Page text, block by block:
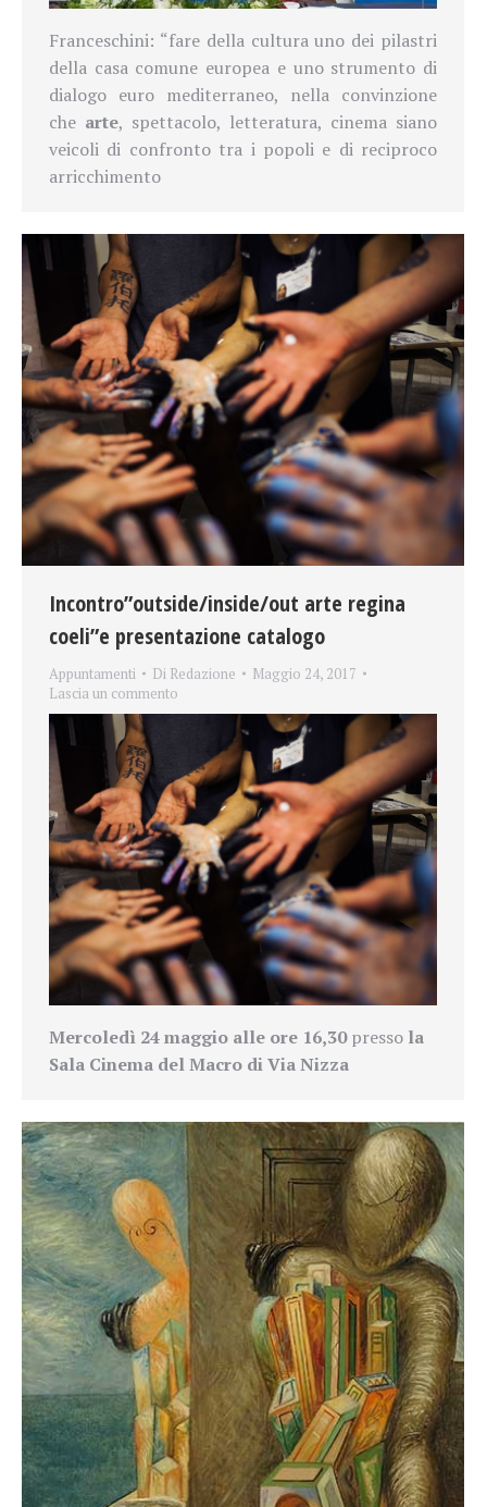
Franceschini: “fare della cultura uno dei pilastri
della casa comune europea e uno strumento di
dialogo euro mediterraneo, nella convinzione
che arte, spettacolo, letteratura, cinema siano
veicoli di confronto tra i popoli e di reciproco
arricchimento
Incontro”outside/inside/out arte regina
coeli”e presentazione catalogo
Appuntamenti Di Redazione
Maggio 24, 2017
Lascia un commento
Mercoledì 24 maggio alle ore 16,30presso la
Sala Cinema del Macro di Via Nizza